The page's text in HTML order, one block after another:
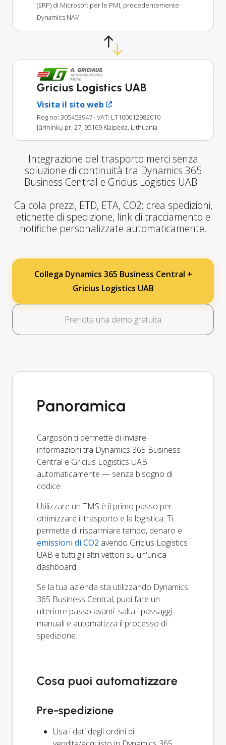
(ERP) di Microsoft per le PMI, precedentemente
Dynamics NAV
Gricius Logistics UAB
Visita il sito web
Reg no: 305453947 · VAT: LT100012982010
Jūrininkų pr. 27, 95169 Klaipėda, Lithuania
Integrazione del trasporto merci senza
soluzione di continuità tra Dynamics 365
Business Central e Gricius Logistics UAB .
Calcola prezzi, ETD, ETA, CO2; crea spedizioni,
etichette di spedizione, link di tracciamento e
notifiche personalizzate automaticamente.
Collega Dynamics 365 Business Central +
Gricius Logistics UAB
Prenota una demo gratuita
Panoramica
Cargoson ti permette di inviare
informazioni tra Dynamics 365 Business
Central e Gricius Logistics UAB
automaticamente — senza bisogno di
codice.
Utilizzare un TMS è il primo passo per
ottimizzare il trasporto e la logistica. Ti
permette di risparmiare tempo, denaro e
emissioni di CO2 avendo Gricius Logistics
UAB e tutti gli altri vettori su un'unica
dashboard.
Se la tua azienda sta utilizzando Dynamics
365 Business Central, puoi fare un
ulteriore passo avanti: salta i passaggi
manuali e automatizza il processo di
spedizione.
Cosa puoi automatizzare
Pre-spedizione
Usa i dati degli ordini di